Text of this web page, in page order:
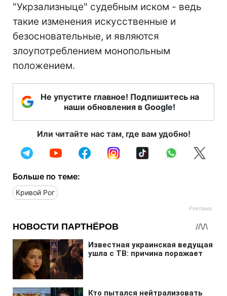
"Укрзализныце" судебным иском - ведь
такие изменения искусственные и
безосновательные, и являются
злоупотреблением монопольным
положением.
Не упустите главное! Подпишитесь на
наши обновления в Google!
Или читайте нас там, где вам удобно!
Больше по теме:
Кривой Рог